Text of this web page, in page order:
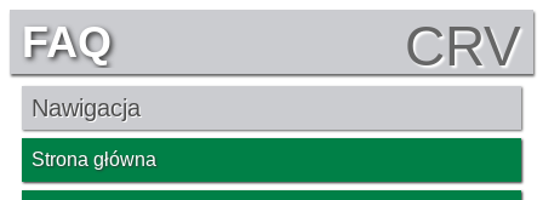
FAQ CRV
Nawigacja
Strona główna